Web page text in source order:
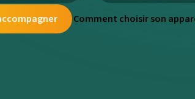
Comment choisir son